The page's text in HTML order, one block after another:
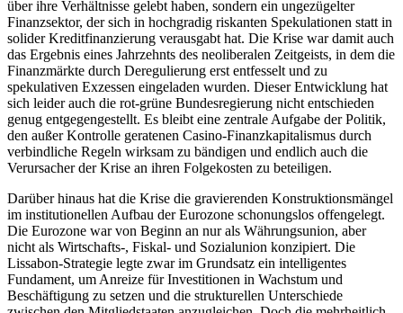
über ihre Verhältnisse gelebt haben, sondern ein ungezügelter
Finanzsektor, der sich in hochgradig riskanten Spekulationen statt in
solider Kreditfinanzierung verausgabt hat. Die Krise war damit auch
das Ergebnis eines Jahrzehnts des neoliberalen Zeitgeists, in dem die
Finanzmärkte durch Deregulierung erst entfesselt und zu
spekulativen Exzessen eingeladen wurden. Dieser Entwicklung hat
sich leider auch die rot-grüne Bundesregierung nicht entschieden
genug entgegengestellt. Es bleibt eine zentrale Aufgabe der Politik,
den außer Kontrolle geratenen Casino-Finanzkapitalismus durch
verbindliche Regeln wirksam zu bändigen und endlich auch die
Verursacher der Krise an ihren Folgekosten zu beteiligen.
Darüber hinaus hat die Krise die gravierenden Konstruktionsmängel
im institutionellen Aufbau der Eurozone schonungslos offengelegt.
Die Eurozone war von Beginn an nur als Währungsunion, aber
nicht als Wirtschafts-, Fiskal- und Sozialunion konzipiert. Die
Lissabon-Strategie legte zwar im Grundsatz ein intelligentes
Fundament, um Anreize für Investitionen in Wachstum und
Beschäftigung zu setzen und die strukturellen Unterschiede